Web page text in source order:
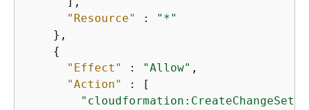
"Resource"
:
"*"
    },
{
"Effect"
: "Allow" ,
"Action"
: [
"cloudformation:CreateChangeSet"